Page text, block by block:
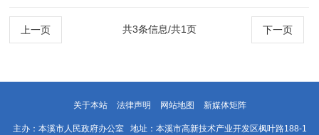
上一页 下一页
共3条信息/共1页
关于本站 法律声明 网站地图 新媒体矩阵
主办：本溪市人民政府办公室 地址：本溪市高新技术产业开发区枫叶路188-1